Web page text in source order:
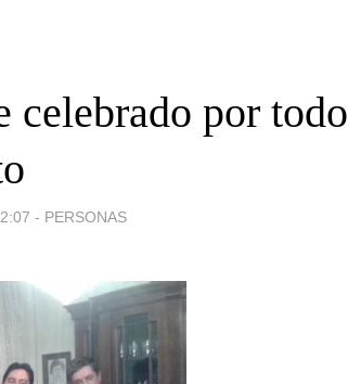
celebrado por todo
- PERSONAS